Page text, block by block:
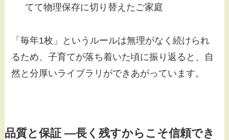
てて物理保存に切り替えたご家庭
「毎年1枚」というルールは無理がなく続けられ
るため、子育てが落ち着いた頃に振り返ると、自
然と分厚いライブラリができあがっています。
品質と保証 ―長く残すからこそ信頼でき